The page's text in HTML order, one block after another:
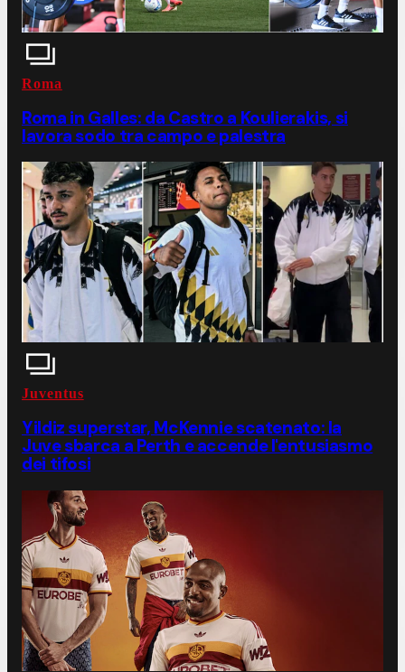
Roma
Roma in Galles: da Castro a Koulierakis, si
lavora sodo tra campo e palestra
Juventus
Yildiz superstar, McKennie scatenato: la
Juve sbarca a Perth e accende l'entusiasmo
dei tifosi